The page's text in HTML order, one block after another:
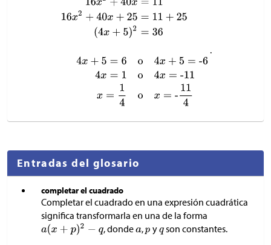
.
Entradas del glosario
completar el cuadrado
Completar el cuadrado en una expresión cuadrática
significa transformarla en una de la forma
, donde , y
son constantes.